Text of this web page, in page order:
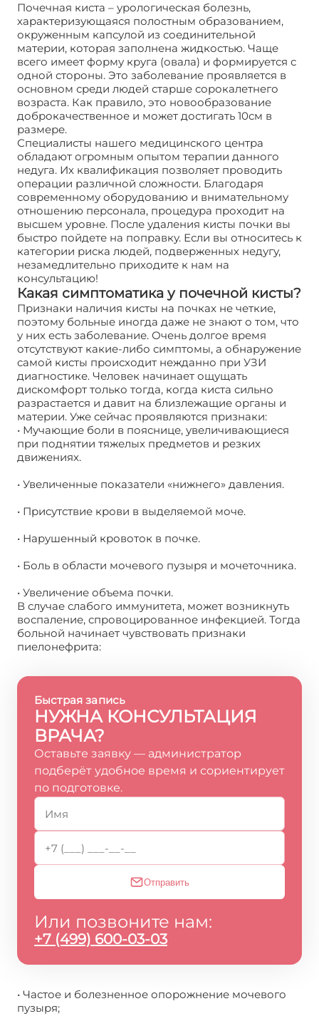
Почечная киста – урологическая болезнь,
характеризующаяся полостным образованием,
окруженным капсулой из соединительной
материи, которая заполнена жидкостью. Чаще
всего имеет форму круга (овала) и формируется с
одной стороны. Это заболевание проявляется в
основном среди людей старше сорокалетнего
возраста. Как правило, это новообразование
доброкачественное и может достигать 10см в
размере.
Специалисты нашего медицинского центра
обладают огромным опытом терапии данного
недуга. Их квалификация позволяет проводить
операции различной сложности. Благодаря
современному оборудованию и внимательному
отношению персонала, процедура проходит на
высшем уровне. После удаления кисты почки вы
быстро пойдете на поправку. Если вы относитесь к
категории риска людей, подверженных недугу,
незамедлительно приходите к нам на
консультацию!
Какая симптоматика у почечной кисты?
Признаки наличия кисты на почках не четкие,
поэтому больные иногда даже не знают о том, что
у них есть заболевание. Очень долгое время
отсутствуют какие-либо симптомы, а обнаружение
самой кисты происходит нежданно при УЗИ
диагностике. Человек начинает ощущать
дискомфорт только тогда, когда киста сильно
разрастается и давит на близлежащие органы и
материи. Уже сейчас проявляются признаки:
• Мучающие боли в пояснице, увеличивающиеся
при поднятии тяжелых предметов и резких
движениях.
• Увеличенные показатели «нижнего» давления.
• Присутствие крови в выделяемой моче.
• Нарушенный кровоток в почке.
• Боль в области мочевого пузыря и мочеточника.
• Увеличение объема почки.
В случае слабого иммунитета, может возникнуть
воспаление, спровоцированное инфекцией. Тогда
больной начинает чувствовать признаки
пиелонефрита:
Быстрая запись
НУЖНА КОНСУЛЬТАЦИЯ
ВРАЧА?
Оставьте заявку — администратор
подберёт удобное время и сориентирует
по подготовке.
Отправить
Или позвоните нам:
+7 (499) 600-03-03
• Частое и болезненное опорожнение мочевого
пузыря;